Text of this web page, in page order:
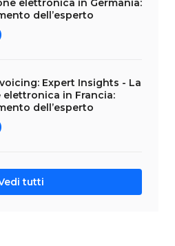
elettronica in Germania:
dell’esperto
Expert Insights - La
in Francia:
dell’esperto
tutti